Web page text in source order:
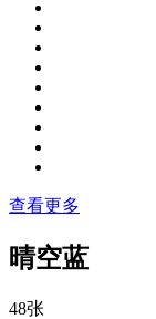
查看更多
晴空蓝
48张